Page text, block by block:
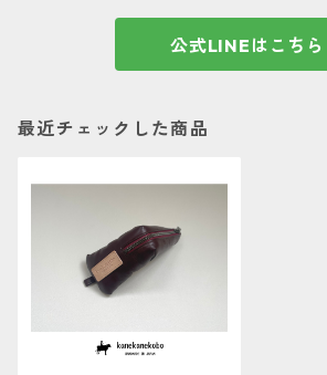
公式LINEはこちら
最近チェックした商品